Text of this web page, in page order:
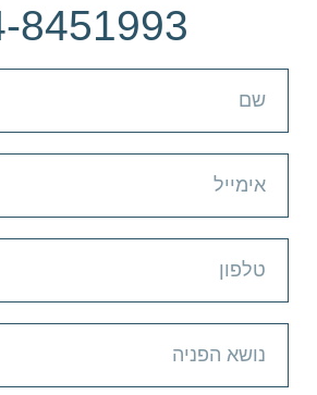
8451993